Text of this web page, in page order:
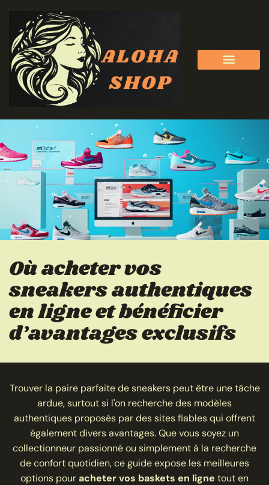
Où acheter vos
sneakers authentiques
en ligne et bénéficier
d’avantages exclusifs
Trouver la paire parfaite de sneakers peut être une tâche
ardue, surtout si l'on recherche des modèles
authentiques proposés par des sites fiables qui offrent
également divers avantages. Que vous soyez un
collectionneur passionné ou simplement à la recherche
de confort quotidien, ce guide expose les meilleures
options pouracheter vos baskets en ligne tout en